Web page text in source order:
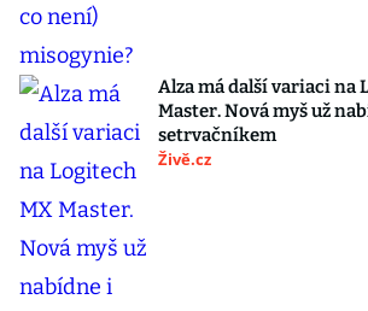
Alza má další variaci na
Master. Nová myš už
setrvačníkem
Živě.cz